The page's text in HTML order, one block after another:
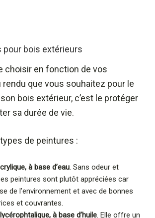
pour bois extérieurs
choisir en fonction de vos
rendu que vous souhaitez pour le
bois extérieur, c’est le protéger
sa durée de vie.
de peintures :
à base d’eau. Sans odeur et
peintures sont plutôt appréciées car
de l’environnement et avec de bonnes
et couvrantes.
à base d’huile. Elle offre un